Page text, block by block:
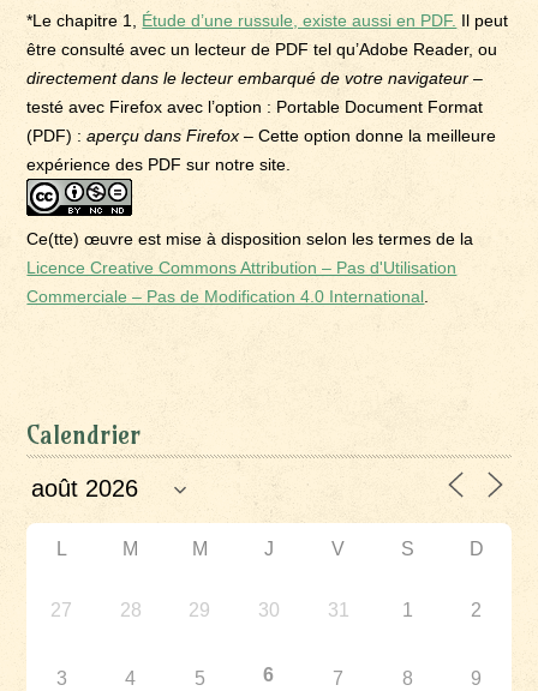
*Le chapitre 1, Étude d’une russule, existe aussi en PDF. Il peut
être consulté avec un lecteur de PDF tel qu’Adobe Reader, ou
directement dans le lecteur embarqué de votre navigateur –
testé avec Firefox avec l’option : Portable Document Format
(PDF) :aperçu dans Firefox– Cette option donne la meilleure
expérience des PDF sur notre site.
Ce(tte) œuvre est mise à disposition selon les termes de la
Licence Creative Commons Attribution – Pas d'Utilisation
Commerciale – Pas de Modification 4.0 International
Calendrier
L M M J V S D
27 28 29 30 31 1 2
3 4 5 6 7 8 9